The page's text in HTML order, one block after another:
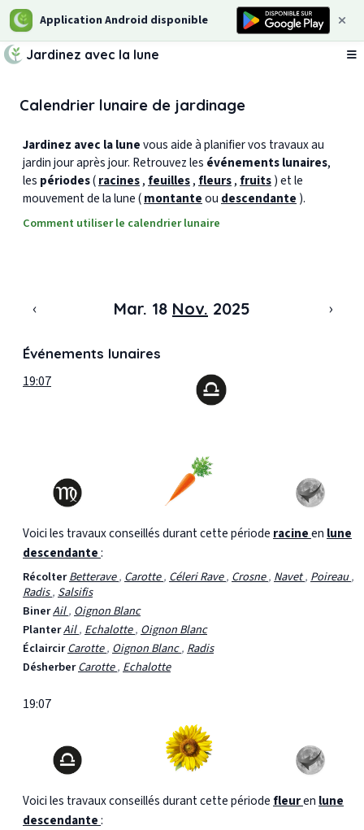
Application Android disponible
Jardinez avec la lune
Calendrier lunaire de jardinage
Jardinez avec la lunevous aide à planifier vos travaux au
jardin jour après jour. Retrouvez les événements lunaires,
les périodes(racines, feuilles, fleurs, fruits) et le
mouvement de la lune (montanteou descendante ).
Comment utiliser le calendrier lunaire
‹ Mar. 18 Nov. 2025 ›
Événements lunaires
19:07
Voici les travaux conseillés durant cette période racineen lune
descendante:
RécolterBetterave,Carotte,Céleri Rave,Crosne,Navet,Poireau,
Radis,Salsifis
BinerAil,Oignon Blanc
PlanterAil,Echalotte,Oignon Blanc
ÉclaircirCarotte,Oignon Blanc,Radis
DésherberCarotte,Echalotte
19:07
Voici les travaux conseillés durant cette période fleuren lune
descendante: